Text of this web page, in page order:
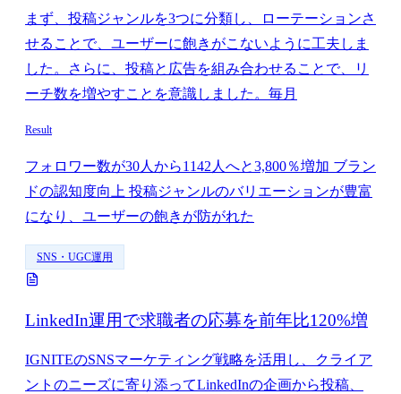
まず、投稿ジャンルを3つに分類し、ローテーションさ
せることで、ユーザーに飽きがこないように工夫しま
した。さらに、投稿と広告を組み合わせることで、リ
ーチ数を増やすことを意識しました。毎月
Result
フォロワー数が30人から1142人へと3,800％増加 ブラン
ドの認知度向上 投稿ジャンルのバリエーションが豊富
になり、ユーザーの飽きが防がれた
SNS・UGC運用
LinkedIn運用で求職者の応募を前年比120%増
IGNITEのSNSマーケティング戦略を活用し、クライア
ントのニーズに寄り添ってLinkedInの企画から投稿、